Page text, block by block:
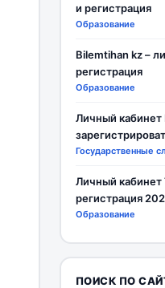
и регистрация
Образование
Bilemtihan kz –
регистрация
Образование
Личный кабинет
Государственные
Личный
регистрация
Образование
ПОИСК ПО